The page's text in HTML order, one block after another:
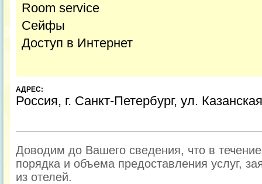
Room service
Сейфы
Доступ в Интернет
АДРЕС:
Россия, г. Санкт-Петербург, ул.
Доводим до Вашего сведения, что в
порядка и объема предоставления услуг,
из отелей.